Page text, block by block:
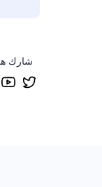
شارك